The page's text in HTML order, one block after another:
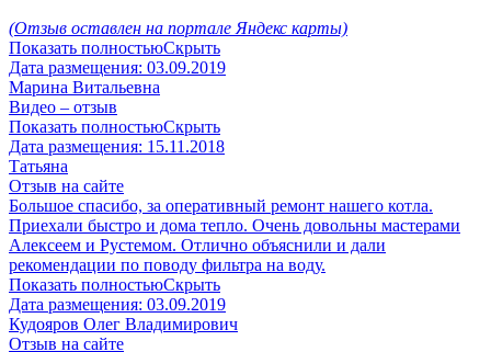
(Отзыв оставлен на портале Яндекс карты)
Показать полностьюСкрыть
Дата размещения: 03.09.2019
Марина Витальевна
Видео – отзыв
Показать полностьюСкрыть
Дата размещения: 15.11.2018
Татьяна
Отзыв на сайте
Большое спасибо, за оперативный ремонт нашего котла.
Приехали быстро и дома тепло. Очень довольны мастерами
Алексеем и Рустемом. Отлично объяснили и дали
рекомендации по поводу фильтра на воду.
Показать полностьюСкрыть
Дата размещения: 03.09.2019
Кудояров Олег Владимирович
Отзыв на сайте